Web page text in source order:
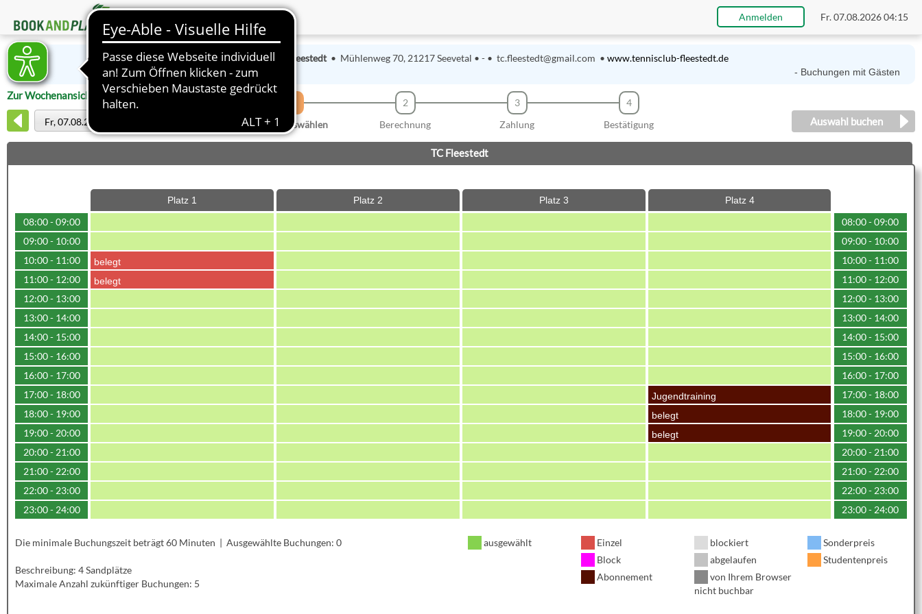
Anmelden Fr. 07.08.2026 04:15
Ihr Club: Tennis-Club Fleestedt• Mühlenweg 70, 21217 Seevetal • - • tc.fleestedt@gmail.com • www.tennisclub-fleestedt.de
- Buchungen mit Gästen
Platz auswählen
2
Berechnung
3
Zahlung
4
Bestätigung
Zur Wochenansicht wechseln
Fr, 07.08.2026 Auswahl buchen
TC Fleestedt
08:00 - 09:00
09:00 - 10:00
10:00 - 11:00
11:00 - 12:00
12:00 - 13:00
13:00 - 14:00
14:00 - 15:00
15:00 - 16:00
16:00 - 17:00
17:00 - 18:00
18:00 - 19:00
19:00 - 20:00
20:00 - 21:00
21:00 - 22:00
22:00 - 23:00
23:00 - 24:00
Platz 1 Platz 2 Platz 3 Platz 4
belegt
belegt
Jugendtraining
belegt
belegt
08:00 - 09:00
09:00 - 10:00
10:00 - 11:00
11:00 - 12:00
12:00 - 13:00
13:00 - 14:00
14:00 - 15:00
15:00 - 16:00
16:00 - 17:00
17:00 - 18:00
18:00 - 19:00
19:00 - 20:00
20:00 - 21:00
21:00 - 22:00
22:00 - 23:00
23:00 - 24:00
Die minimale Buchungszeit beträgt 60 Minuten | Ausgewählte Buchungen: 0
Beschreibung: 4 Sandplätze
Maximale Anzahl zukünftiger Buchungen: 5
ausgewählt
Einzel
Block
Abonnement
blockiert
abgelaufen
von Ihrem Browser
nicht buchbar
Sonderpreis
Studentenpreis